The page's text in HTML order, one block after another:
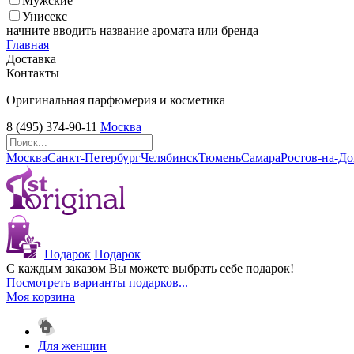
Унисекс
начните вводить название аромата или бренда
Главная
Доставка
Контакты
Оригинальная парфюмерия и косметика
8 (495) 374-90-11 Москва
МоскваСанкт-ПетербургЧелябинскТюменьСамараРостов-на-
Подарок Подарок
С каждым заказом Вы можете выбрать себе подарок!
Посмотреть варианты подарков...
Моя корзина
Для женщин